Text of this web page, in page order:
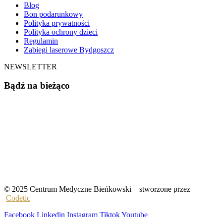
Blog
Bon podarunkowy
Polityka prywatności
Polityka ochrony dzieci
Regulamin
Zabiegi laserowe Bydgoszcz
NEWSLETTER
Bądź na bieżąco
© 2025 Centrum Medyczne Bieńkowski – stworzone przez
Codetic
Facebook Linkedin Instagram TiktokYoutube